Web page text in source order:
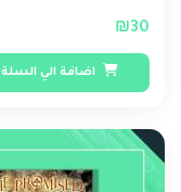
₪30
اضافة الي السلة